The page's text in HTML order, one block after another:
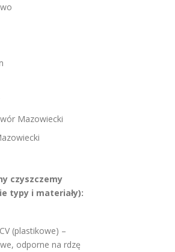
Mazowiecki
czyszczemy
typy i materiały):
(plastikowe) –
odporne na rdzę